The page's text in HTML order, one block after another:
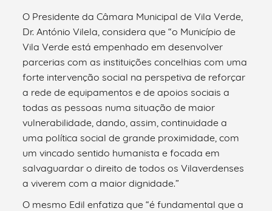
O Presidente da Câmara Municipal de Vila Verde,
Dr. António Vilela, considera que “o Município de
Vila Verde está empenhado em desenvolver
parcerias com as instituições concelhias com uma
forte intervenção social na perspetiva de reforçar
a rede de equipamentos e de apoios sociais a
todas as pessoas numa situação de maior
vulnerabilidade, dando, assim, continuidade a
uma política social de grande proximidade, com
um vincado sentido humanista e focada em
salvaguardar o direito de todos os Vilaverdenses
a viverem com a maior dignidade.”
O mesmo Edil enfatiza que “é fundamental que a